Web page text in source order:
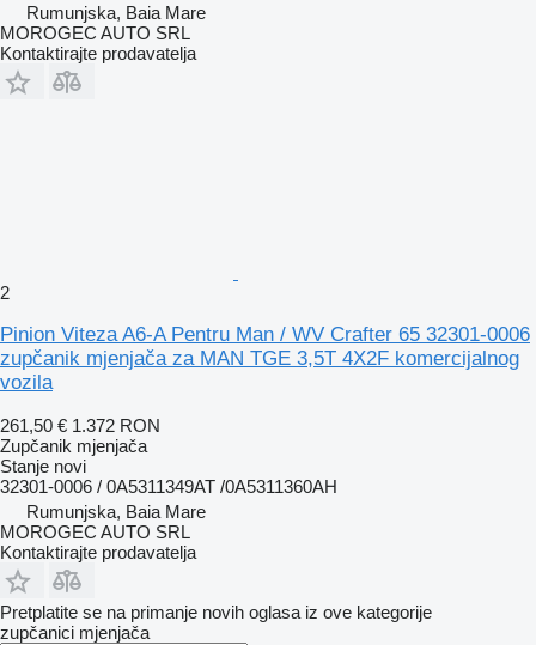
Rumunjska, Baia Mare
MOROGEC AUTO SRL
Kontaktirajte prodavatelja
2
Pinion Viteza A6-A Pentru Man / WV Crafter 65 32301-0006
zupčanik mjenjača za MAN TGE 3,5T 4X2F komercijalnog
vozila
261,50 € 1.372 RON
Zupčanik mjenjača
Stanje novi
32301-0006 / 0A5311349AT /0A5311360AH
Rumunjska, Baia Mare
MOROGEC AUTO SRL
Kontaktirajte prodavatelja
Pretplatite se na primanje novih oglasa iz ove kategorije
zupčanici mjenjača